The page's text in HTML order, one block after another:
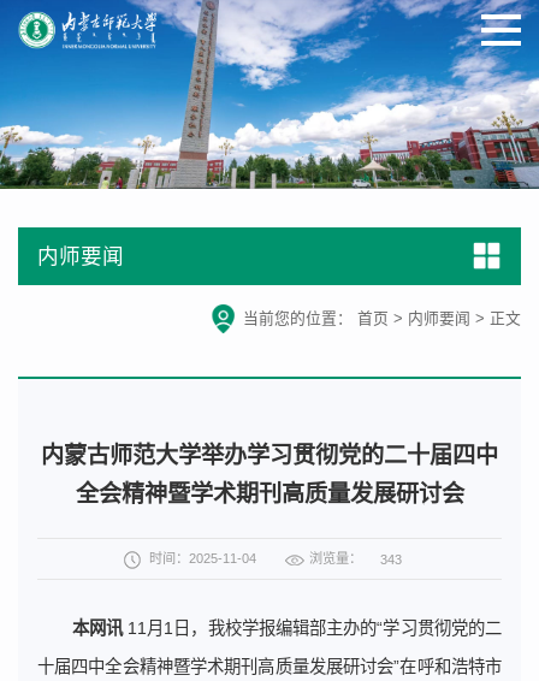
内师要闻
当前您的位置： 首页 > 内师要闻 > 正文
内蒙古师范大学举办学习贯彻党的二十届四中
全会精神暨学术期刊高质量发展研讨会
时间：2025-11-04 浏览量： 343
本网讯 11月1日，我校学报编辑部主办的“学习贯彻党的二
十届四中全会精神暨学术期刊高质量发展研讨会”在呼和浩特市